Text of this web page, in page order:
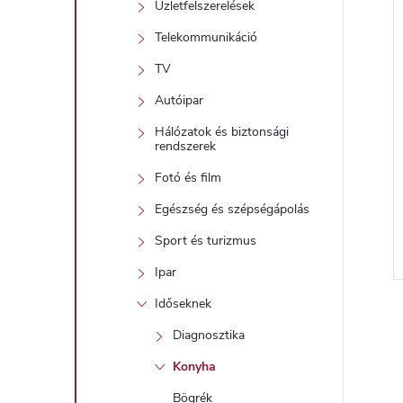
Üzletfelszerelések
Telekommunikáció
TV
Autóipar
Hálózatok és biztonsági
rendszerek
Fotó és film
Egészség és szépségápolás
Sport és turizmus
Ipar
Időseknek
Diagnosztika
Konyha
Bögrék
l